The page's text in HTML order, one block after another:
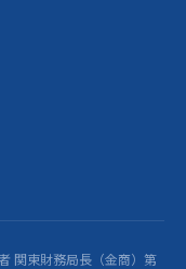
関東財務局長（金商）第